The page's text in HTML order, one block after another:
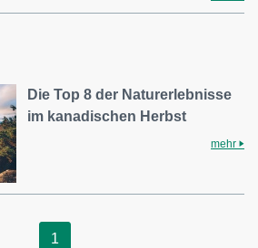
Die Top 8 der Naturerlebnisse
im kanadischen Herbst
mehr
1